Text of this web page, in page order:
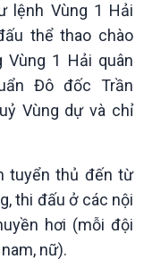
giới
quốc tế
kiện quốc tế
& Việt Nam
- Một dải vững
lệnh Vùng 1 Hải
thể thao chào
Vùng 1 Hải quân
Đô đốc Trần
Vùng dự và chỉ
tuyển thủ đến từ
thi đấu ở các nội
hơi (mỗi đội
nữ).